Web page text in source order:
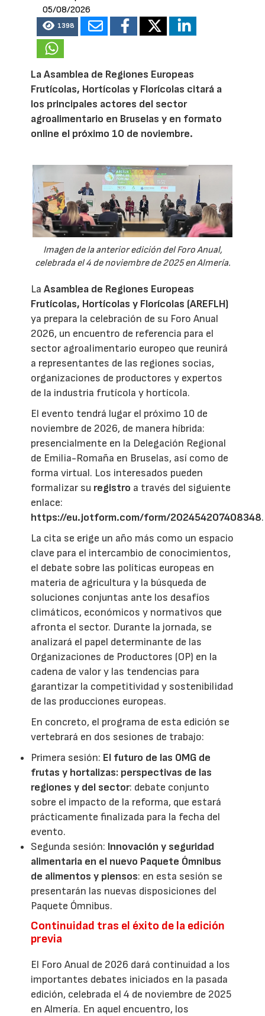
05/08/2026
1398
La Asamblea de Regiones Europeas
Frutícolas, Hortícolas y Florícolas citará a
los principales actores del sector
agroalimentario en Bruselas y en formato
online el próximo 10 de noviembre.
Imagen de la anterior edición del Foro Anual,
celebrada el 4 de noviembre de 2025 en Almería.
LaAsamblea de Regiones Europeas
Frutícolas, Hortícolas y Florícolas (AREFLH)
ya prepara la celebración de su Foro Anual
2026, un encuentro de referencia para el
sector agroalimentario europeo que reunirá
a representantes de las regiones socias,
organizaciones de productores y expertos
de la industria frutícola y hortícola.
El evento tendrá lugar el próximo 10 de
noviembre de 2026, de manera híbrida:
presencialmente en la Delegación Regional
de Emilia-Romaña en Bruselas, así como de
forma virtual. Los interesados pueden
formalizar su registro a través del siguiente
enlace:
https://eu.jotform.com/form/202454207408348.
La cita se erige un año más como un espacio
clave para el intercambio de conocimientos,
el debate sobre las políticas europeas en
materia de agricultura y la búsqueda de
soluciones conjuntas ante los desafíos
climáticos, económicos y normativos que
afronta el sector. Durante la jornada, se
analizará el papel determinante de las
Organizaciones de Productores (OP) en la
cadena de valor y las tendencias para
garantizar la competitividad y sostenibilidad
de las producciones europeas.
En concreto, el programa de esta edición se
vertebrará en dos sesiones de trabajo:
Primera sesión: El futuro de las OMG de
frutas y hortalizas: perspectivas de las
regiones y del sector: debate conjunto
sobre el impacto de la reforma, que estará
prácticamente finalizada para la fecha del
evento.
Segunda sesión: Innovación y seguridad
alimentaria en el nuevo Paquete Ómnibus
de alimentos y piensos: en esta sesión se
presentarán las nuevas disposiciones del
Paquete Ómnibus.
Continuidad tras el éxito de la edición
previa
El Foro Anual de 2026 dará continuidad a los
importantes debates iniciados en la pasada
edición, celebrada el 4 de noviembre de 2025
en Almería. En aquel encuentro, los